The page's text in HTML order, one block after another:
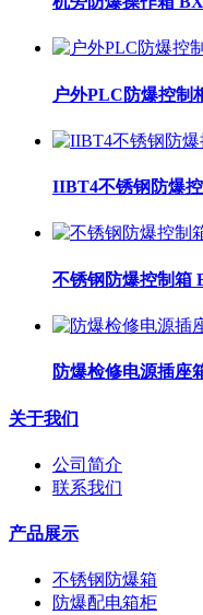
户外PLC防爆控制
IIBT4不锈钢防爆
不锈钢防爆控制箱
防爆检修电源插座
关于我们
公司简介
联系我们
产品展示
不锈钢防爆箱
防爆配电箱柜